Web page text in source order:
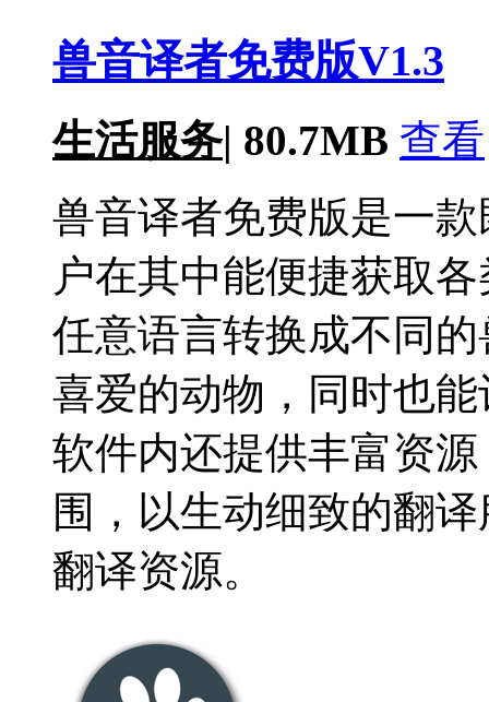
兽音译者免费版V1.3
生活服务| 80.7MB 查看
兽音译者免费版是一
户在其中能便捷获取
任意语言转换成不同
喜爱的动物，同时也
软件内还提供丰富资
围，以生动细致的翻
翻译资源。